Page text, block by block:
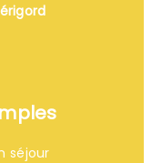
séjour